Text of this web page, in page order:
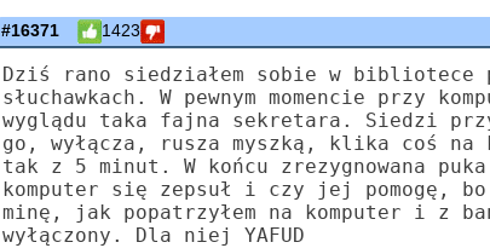
#16371 1423
Dziś rano siedziałem sobie w bibliotece
słuchawkach. W pewnym momencie przy
wyglądu taka fajna sekretara. Siedzi
go, wyłącza, rusza myszką, klika coś
tak z 5 minut. W końcu zrezygnowana
komputer się zepsuł i czy jej pomogę,
minę, jak popatrzyłem na komputer i z
wyłączony. Dla niej YAFUD